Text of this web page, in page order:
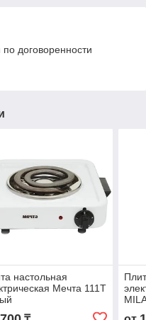
договоренности
настольная
Мечта 111Т